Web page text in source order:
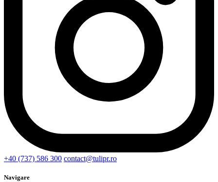
+40 (737) 586 300 contact@tulipr.ro
Navigare